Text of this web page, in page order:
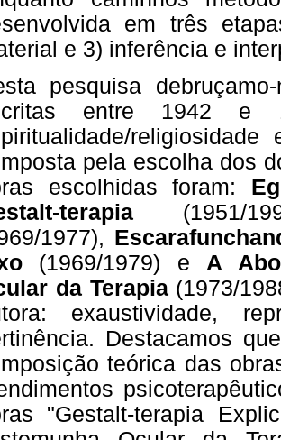
em três
e 3) inferência e
pesquisa
entre 1942 e
pela escolha dos
escolhidas foram:
terapia (1951/
1977),
(1969/1979) e A
da Terapia(1973/
exaustividade,
Destacamos
teórica das
"Gestalt-terapia